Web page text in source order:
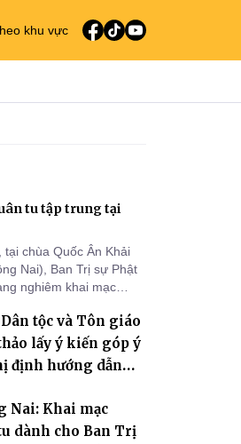
khu vực
tu tập trung tại
chùa Quốc Ân Khải
Nai), Ban Trị sự Phật
nghiêm khai mạc
an cư tại chỗ khu vực
Ân Khải Tường.
Dân tộc và Tôn giáo
lấy ý kiến góp ý
định hướng dẫn
Nai: Khai mạc
dành cho Ban Trị